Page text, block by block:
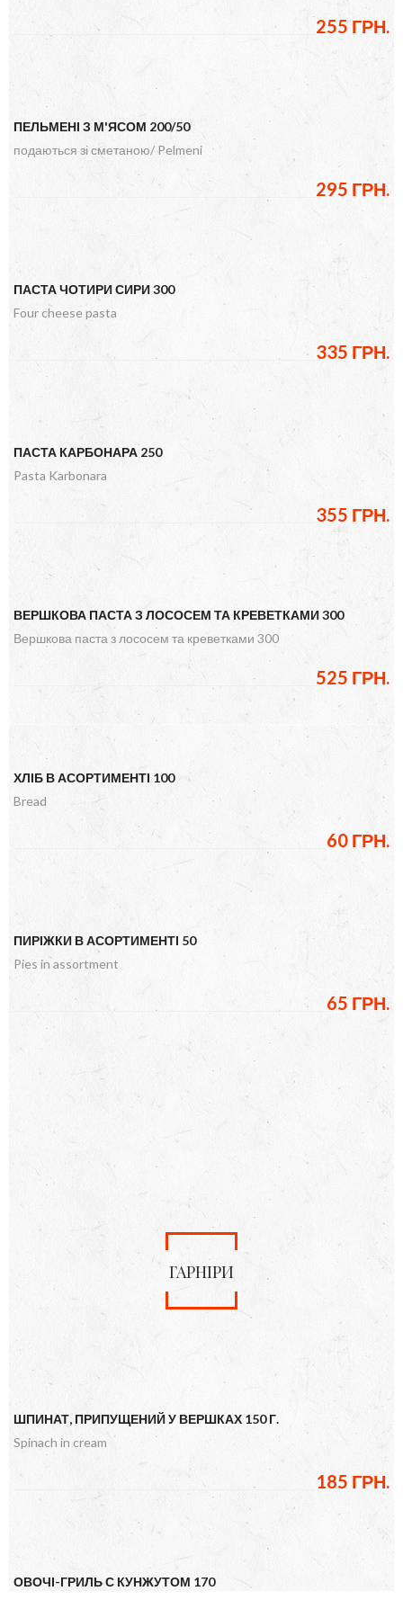
255 ГРН.
ПЕЛЬМЕНІ З М'ЯСОМ 200/50
подаються зі сметаною/ Pelmeni
295 ГРН.
ПАСТА ЧОТИРИ СИРИ 300
Four cheese pasta
335 ГРН.
ПАСТА КАРБОНАРА 250
Pasta Karbonara
355 ГРН.
ВЕРШКОВА ПАСТА З ЛОСОСЕМ ТА КРЕВЕТКАМИ 300
Вершкова паста з лососем та креветками 300
525 ГРН.
ХЛІБ В АСОРТИМЕНТІ 100
Bread
60 ГРН.
ПИРІЖКИ В АСОРТИМЕНТІ 50
Pies in assortment
65 ГРН.
ГАРНІРИ
ШПИНАТ, ПРИПУЩЕНИЙ У ВЕРШКАХ 150 Г.
Spinach in cream
185 ГРН.
ОВОЧІ-ГРИЛЬ С КУНЖУТОМ 170